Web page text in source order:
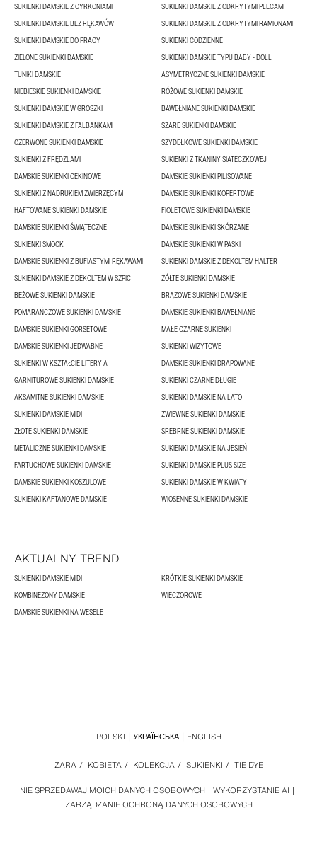
SUKIENKI DAMSKIE Z CYRKONIAMI
SUKIENKI DAMSKIE Z ODKRYTYMI PLECAMI
SUKIENKI DAMSKIE BEZ RĘKAWÓW
SUKIENKI DAMSKIE Z ODKRYTYMI RAMIONAMI
SUKIENKI DAMSKIE DO PRACY
SUKIENKI CODZIENNE
ZIELONE SUKIENKI DAMSKIE
SUKIENKI DAMSKIE TYPU BABY - DOLL
TUNIKI DAMSKIE
ASYMETRYCZNE SUKIENKI DAMSKIE
NIEBIESKIE SUKIENKI DAMSKIE
RÓŻOWE SUKIENKI DAMSKIE
SUKIENKI DAMSKIE W GROSZKI
BAWEŁNIANE SUKIENKI DAMSKIE
SUKIENKI DAMSKIE Z FALBANKAMI
SZARE SUKIENKI DAMSKIE
CZERWONE SUKIENKI DAMSKIE
SZYDEŁKOWE SUKIENKI DAMSKIE
SUKIENKI Z FRĘDZLAMI
SUKIENKI Z TKANINY SIATECZKOWEJ
DAMSKIE SUKIENKI CEKINOWE
DAMSKIE SUKIENKI PILISOWANE
SUKIENKI Z NADRUKIEM ZWIERZĘCYM
DAMSKIE SUKIENKI KOPERTOWE
HAFTOWANE SUKIENKI DAMSKIE
FIOLETOWE SUKIENKI DAMSKIE
DAMSKIE SUKIENKI ŚWIĄTECZNE
DAMSKIE SUKIENKI SKÓRZANE
SUKIENKI SMOCK
DAMSKIE SUKIENKI W PASKI
DAMSKIE SUKIENKI Z BUFIASTYMI RĘKAWAMI
SUKIENKI DAMSKIE Z DEKOLTEM HALTER
SUKIENKI DAMSKIE Z DEKOLTEM W SZPIC
ŻÓŁTE SUKIENKI DAMSKIE
BEŻOWE SUKIENKI DAMSKIE
BRĄZOWE SUKIENKI DAMSKIE
POMARAŃCZOWE SUKIENKI DAMSKIE
DAMSKIE SUKIENKI BAWEŁNIANE
DAMSKIE SUKIENKI GORSETOWE
MAŁE CZARNE SUKIENKI
DAMSKIE SUKIENKI JEDWABNE
SUKIENKI WIZYTOWE
SUKIENKI W KSZTAŁCIE LITERY A
DAMSKIE SUKIENKI DRAPOWANE
GARNITUROWE SUKIENKI DAMSKIE
SUKIENKI CZARNE DŁUGIE
AKSAMITNE SUKIENKI DAMSKIE
SUKIENKI DAMSKIE NA LATO
SUKIENKI DAMSKIE MIDI
ZWIEWNE SUKIENKI DAMSKIE
ZŁOTE SUKIENKI DAMSKIE
SREBRNE SUKIENKI DAMSKIE
METALICZNE SUKIENKI DAMSKIE
SUKIENKI DAMSKIE NA JESIEŃ
FARTUCHOWE SUKIENKI DAMSKIE
SUKIENKI DAMSKIE PLUS SIZE
DAMSKIE SUKIENKI KOSZULOWE
SUKIENKI DAMSKIE W KWIATY
SUKIENKI KAFTANOWE DAMSKIE
WIOSENNE SUKIENKI DAMSKIE
AKTUALNY TREND
SUKIENKI DAMSKIE MIDI
KRÓTKIE SUKIENKI DAMSKIE
KOMBINEZONY DAMSKIE
WIECZOROWE
DAMSKIE SUKIENKI NA WESELE
NIE SPRZEDAWAJ MOICH DANYCH OSOBOWYCH
WYKORZYSTANIE AI
ZARZĄDZANIE OCHRONĄ DANYCH OSOBOWYCH
ZARA / KOBIETA / KOLEKCJA / SUKIENKI / TIE DYE
POLSKI УКРАЇНСЬКА ENGLISH